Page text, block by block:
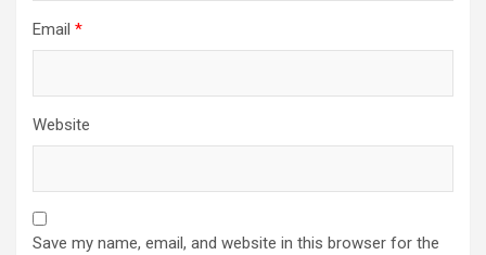
Email *
Website
Save my name, email, and website in this browser for the